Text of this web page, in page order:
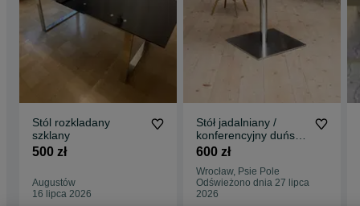
Stól rozkladany
szklany
500 zł
Augustów
16 lipca 2026
Stół jadalniany /
konferencyjny duński
Andersen Møbler
600 zł
Wrocław, Psie Pole
Odświeżono dnia 27 lipca
2026